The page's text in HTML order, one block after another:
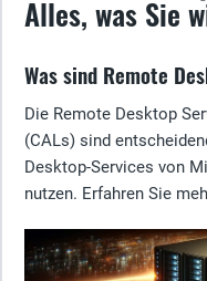
Alles, was Sie
Was sind Remote
Die Remote Desktop
(CALs) sind
Desktop-Services von
nutzen. Erfahren Sie